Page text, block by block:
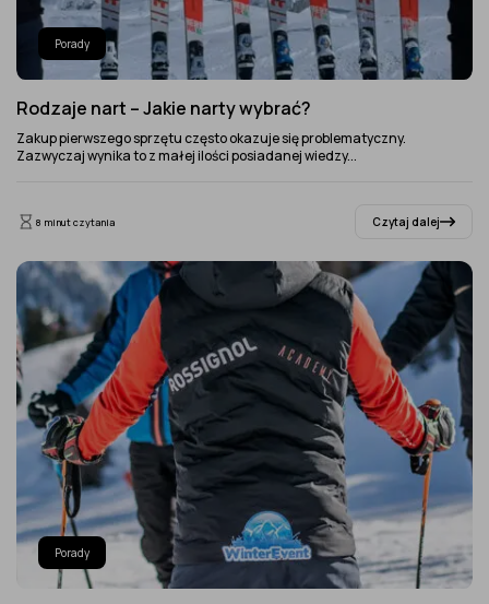
Porady
Rodzaje nart – Jakie narty wybrać?
Zakup pierwszego sprzętu często okazuje się problematyczny.
Zazwyczaj wynika to z małej ilości posiadanej wiedzy...
8 minut czytania Czytaj dalej
Porady